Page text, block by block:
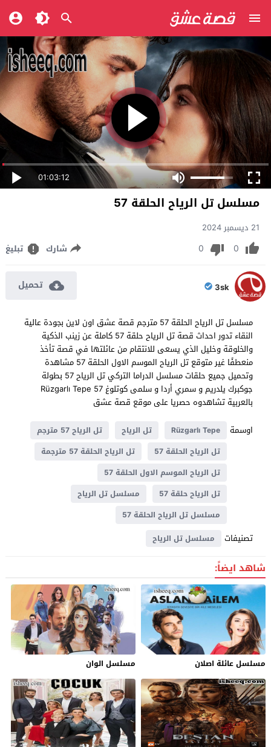
01:03:12
مسلسل تل الرياح الحلقة 57
21 ديسمبر 2024
0
0 شارك تبليغ
3sk تحميل
مسلسل تل الرياح الحلقة 57 مترجم قصة عشق اون لاين بجودة عالية
النقاء تدور احداث قصة تل الرياح حلقة 57 كاملة عن زينب الذكية
والخلوقة وخليل الذي يسعى للانتقام من عائلتها في قصة تأخذ
منعطفًا غير متوقع تل الرياح الموسم الاول الحلقة 57 مشاهدة
وتحميل جميع حلقات مسلسل الدراما التركي تل الرياح 57 بطولة
جوكبرك يلدريم و سمري أردا و سلمى كوتلوغ Rüzgarlı Tepe 57
بالعربية تشاهدوه حصريا على موقع قصة عشق
اوسمة
Rüzgarlı Tepe تل الرياح
تل الرياح 57 مترجم
تل الرياح الحلقة 57
تل الرياح الحلقة 57 مترجمة
تل الرياح الموسم الاول الحلقة 57
تل الرياح حلقة 57
مسلسل تل الرياح
مسلسل تل الرياح الحلقة 57
تصنيفات مسلسل تل الرياح
شاهد ايضاً:
مسلسل عائلة اصلان مسلسل الوان